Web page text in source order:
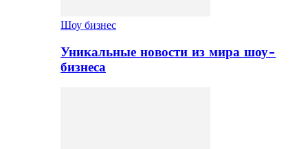
Шоу бизнес
Уникальные новости из мира шоу-
бизнеса